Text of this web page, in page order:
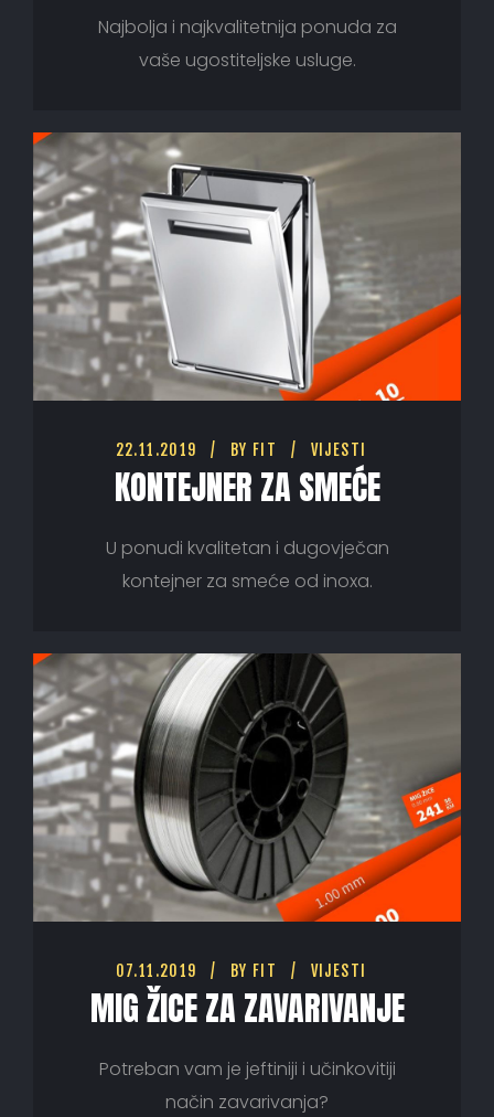
Najbolja i najkvalitetnija ponuda za
vaše ugostiteljske usluge.
22.11.2019 BY FIT VIJESTI
KONTEJNER ZA SMEĆE
U ponudi kvalitetan i dugovječan
kontejner za smeće od inoxa.
07.11.2019 BY FIT VIJESTI
MIG ŽICE ZA ZAVARIVANJE
Potreban vam je jeftiniji i učinkovitiji
način zavarivanja?